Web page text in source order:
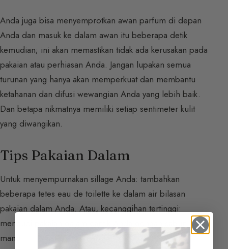
Anda juga bisa menyemprotkan awan parfum di depan
Anda dan masuk ke dalam awan itu beberapa detik
kemudian; ini akan memastikan tidak ada kerusakan pada
pakaian atau perhiasan Anda. Jangan lupakan semua
turunan yang hanya akan memperkuat dan membantu
ketahanan dan difusi wewangian Anda yang lebih baik.
Dan betapa nikmatnya memiliki setiap sentimeter kulit
yang diwangikan.
Tips Pakaian Dalam
Untuk menyempurnakan sillage Anda: tambahkan
beberapa tetes eau de toilette ke dalam air bilasan
pakaian dalam Anda. Atau, kecanggihan tertinggi:
mencuci pakaian dalam cantik Anda dengan sabun
mandi.